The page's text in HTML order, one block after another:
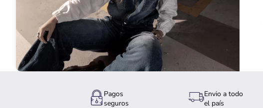
Pagos
seguros
Envio a todo
el país